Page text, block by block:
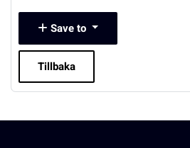
Save to
Tillbaka